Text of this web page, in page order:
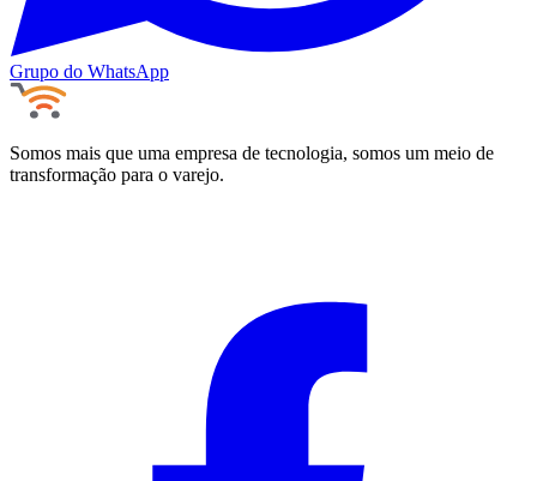
Grupo do WhatsApp
Somos mais que uma empresa de tecnologia, somos um meio de
transformação para o varejo.